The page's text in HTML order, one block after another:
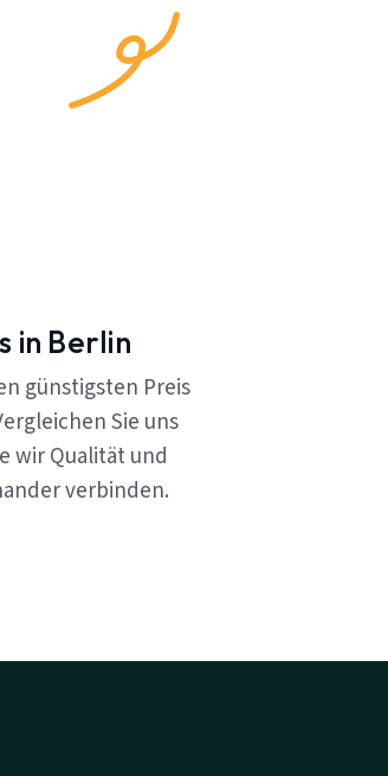
in Berlin
günstigsten Preis
Sie uns
wir Qualität und
verbinden.